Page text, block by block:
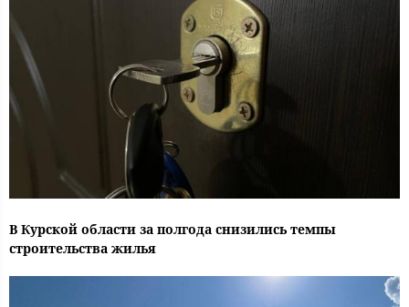
В Курской области за полгода снизились темпы
строительства жилья